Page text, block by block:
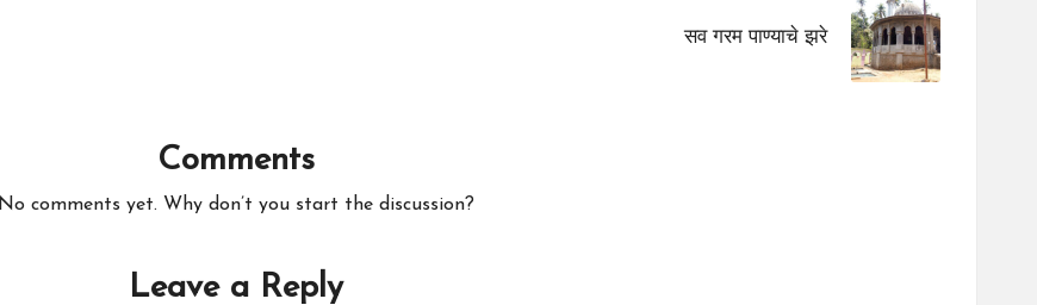
सव गरम पाण्याचे झरे
Comments
No comments yet. Why don’t you start the discussion?
Leave a Reply